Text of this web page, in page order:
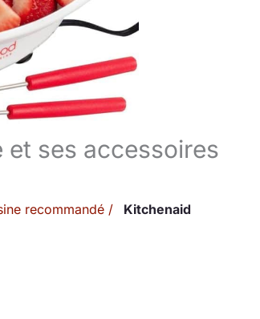
et ses accessoires
recommandé /
Kitchenaid